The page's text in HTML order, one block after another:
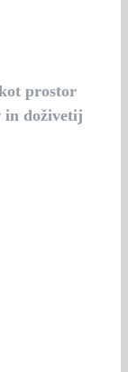
prostor
in doživetij